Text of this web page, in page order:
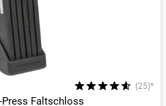
(25)*
Press Faltschloss